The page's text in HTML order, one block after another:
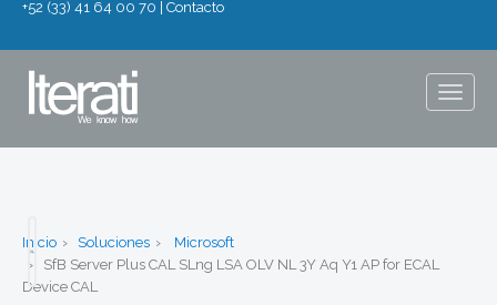
+52 (33) 41 64 00 70 Contacto
Inicio Soluciones
Microsoft
SfB Server Plus CAL SLng LSA OLV NL 3Y Aq Y1 AP for ECAL
Device CAL